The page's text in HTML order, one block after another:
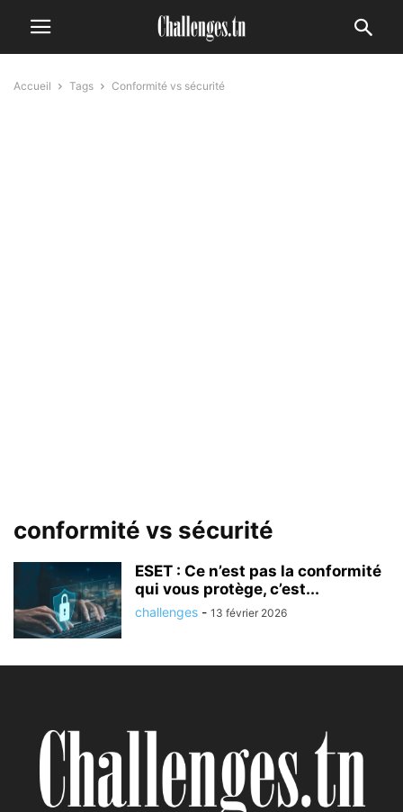
Accueil Tags Conformité vs sécurité
conformité vs sécurité
ESET : Ce n’est pas la conformité
qui vous protège, c’est...
challenges - 13 février 2026